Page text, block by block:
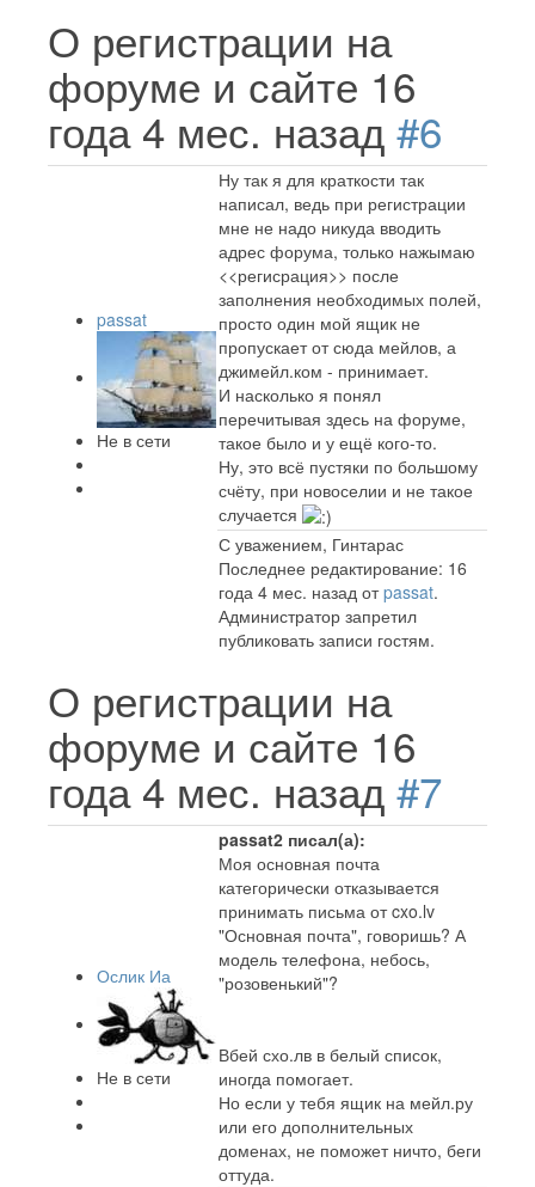
О регистрации на
форуме и сайте 16
года 4 мес. назад #6
passat
Не в сети
Ну так я для краткости так
написал, ведь при регистрации
мне не надо никуда вводить
адрес форума, только нажымаю
<<регисрация>> после
заполнения необходимых полей,
просто один мой ящик не
пропускает от сюда мейлов, а
джимейл.ком - принимает.
И насколько я понял
перечитывая здесь на форуме,
такое было и у ещё кого-то.
Ну, это всё пустяки по большому
счёту, при новоселии и не такое
случается
С уважением, Гинтарас
Последнее редактирование: 16
года 4 мес. назад отpassat.
Администратор запретил
публиковать записи гостям.
О регистрации на
форуме и сайте 16
года 4 мес. назад #7
Ослик Иа
Не в сети
passat2 писал(а):
Моя основная почта
категорически отказывается
принимать письма от cxo.lv
"Основная почта", говоришь? А
модель телефона, небось,
"розовенький"?
Вбей схо.лв в белый список,
иногда помогает.
Но если у тебя ящик на мейл.ру
или его дополнительных
доменах, не поможет ничто, беги
оттуда.